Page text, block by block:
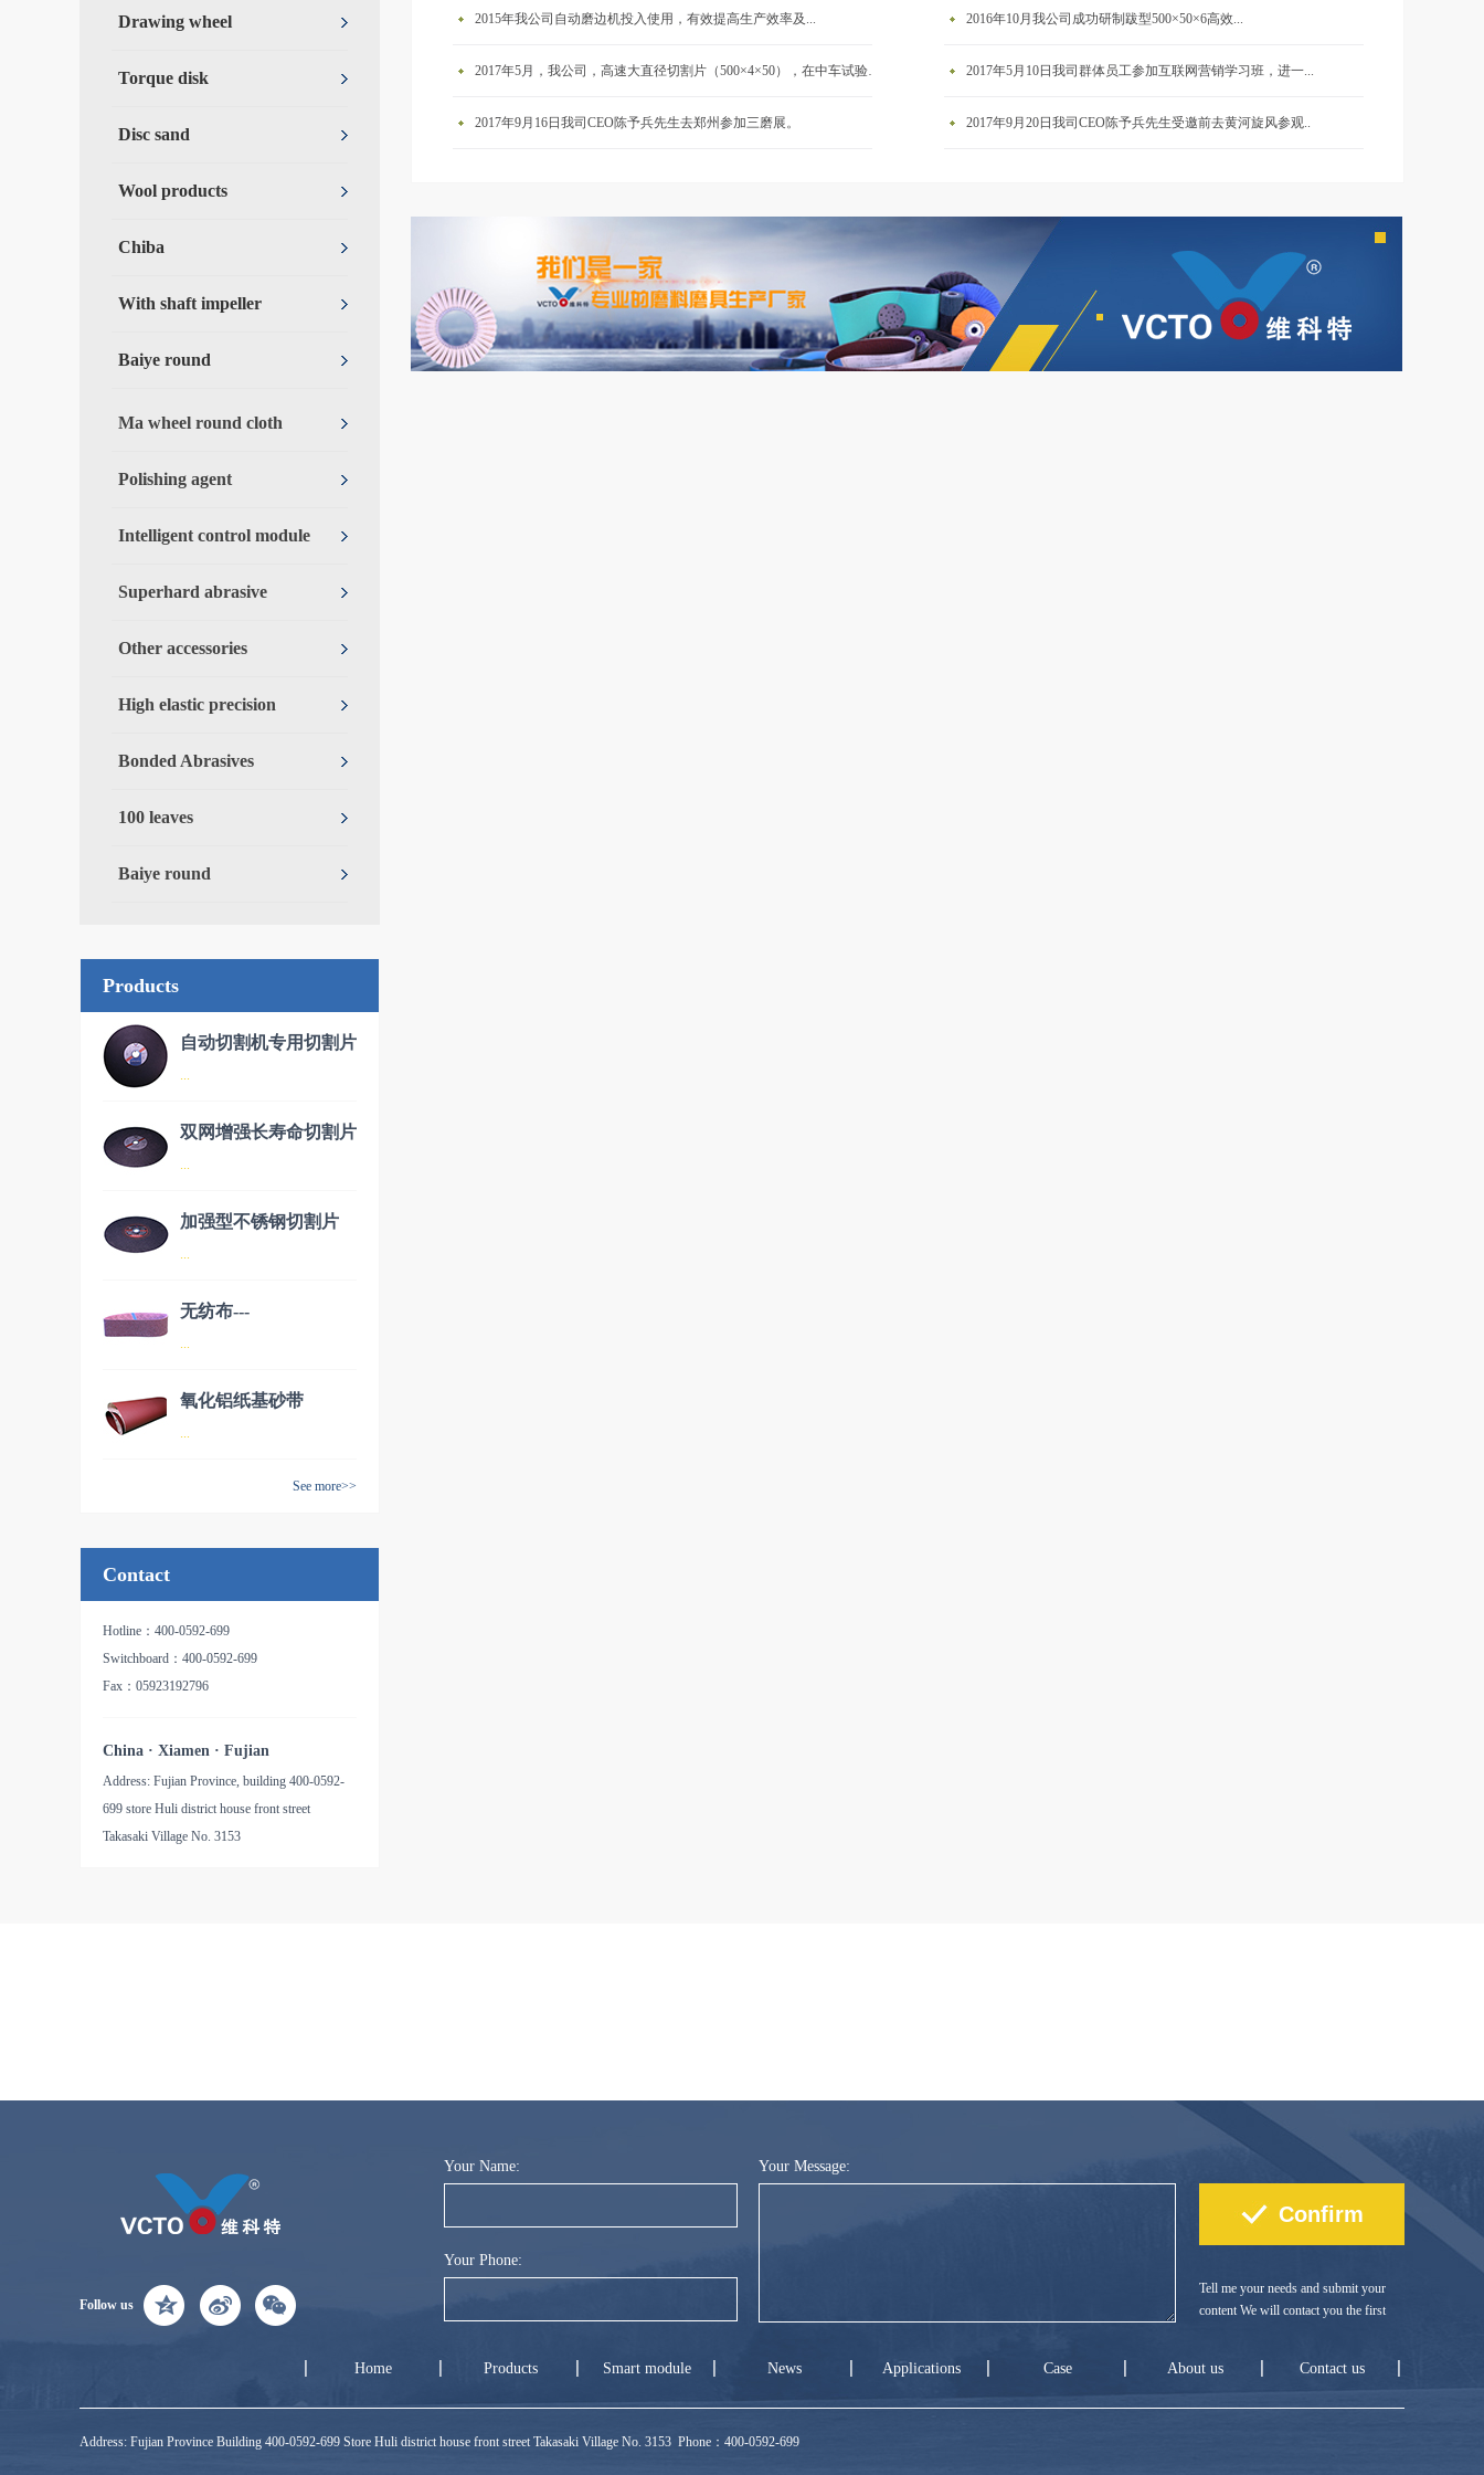
Drawing wheel
Torque disk
Disc sand
Wool products
Chiba
With shaft impeller
Baiye round
Ma wheel round cloth
Polishing agent
Intelligent control module
Superhard abrasive
Other accessories
High elastic precision
Bonded Abrasives
100 leaves
Baiye round
Products
自动切割机专用切割片
...
双网增强长寿命切割片
...
加强型不锈钢切割片
...
无纺布---
AW70150（德国进
口）
...
氧化铝纸基砂带
...
See more>>
Contact
Hotline：400-0592-699
Switchboard：400-0592-699
Fax：05923192796
China · Xiamen · Fujian
Address: Fujian Province, building 400-0592-
699 store Huli district house front street
Takasaki Village No. 3153
2015年我公司自动磨边机投入使用，有效提高生产效率及... 2016年10月我公司成功研制跋型500×50×6高效...
2017年5月，我公司，高速大直径切割片（500×4×50），在中车试验成功。 2017年5月10日我司群体员工参加互联网营销学习班，进一...
2017年9月16日我司CEO陈予兵先生去郑州参加三磨展。 2017年9月20日我司CEO陈予兵先生受邀前去黄河旋风参观..
Your Name:
Your Phone:
Your Message:
Tell me your needs and submit your
content We will contact you the first
Follow us
Home Products Smart module News Applications Case About us Contact us
Address: Fujian Province Building 400-0592-699 Store Huli district house front street Takasaki Village No. 3153 Phone：400-0592-699